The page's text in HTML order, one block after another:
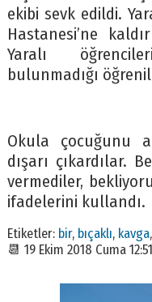
ekibi sevk edildi.
Hastanesi’ne
Yaralı
bulunmadığı
Okula çocuğunu
dışarı çıkardılar.
vermediler,
ifadelerini kullandı.
Etiketler: bir, bıçaklı, kavga,
📆 19 Ekim 2018 Cuma